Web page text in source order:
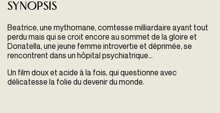
Synopsis
Beatrice, une mythomane, comtesse milliardaire ayant tout
perdu mais qui se croit encore au sommet de la gloire et
Donatella, une jeune femme introvertie et déprimée, se
rencontrent dans un hôpital psychiatrique…
Un film doux et acide à la fois, qui questionne avec
délicatesse la folie du devenir du monde.